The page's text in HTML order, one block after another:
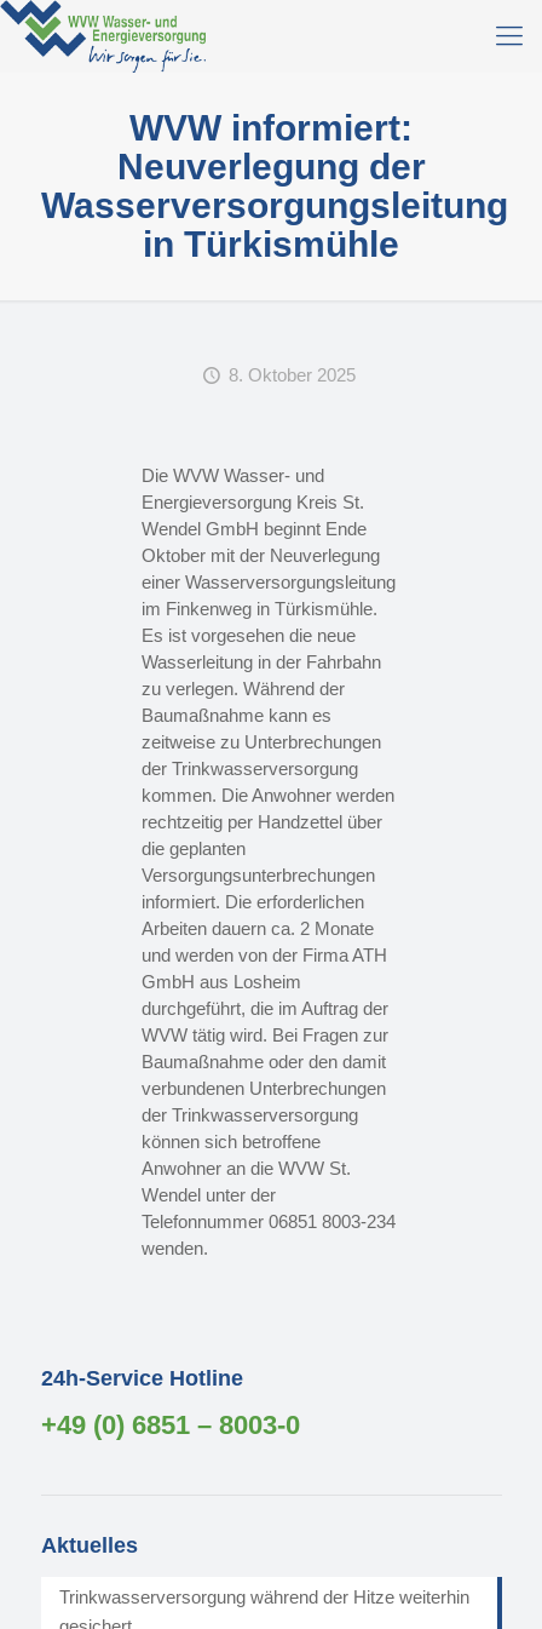
WVW informiert:
Neuverlegung der
Wasserversorgungsleitung
in Türkismühle
8. Oktober 2025
Die WVW Wasser- und
Energieversorgung Kreis St.
Wendel GmbH beginnt Ende
Oktober mit der Neuverlegung
einer Wasserversorgungsleitung
im Finkenweg in Türkismühle.
Es ist vorgesehen die neue
Wasserleitung in der Fahrbahn
zu verlegen. Während der
Baumaßnahme kann es
zeitweise zu Unterbrechungen
der Trinkwasserversorgung
kommen. Die Anwohner werden
rechtzeitig per Handzettel über
die geplanten
Versorgungsunterbrechungen
informiert. Die erforderlichen
Arbeiten dauern ca. 2 Monate
und werden von der Firma ATH
GmbH aus Losheim
durchgeführt, die im Auftrag der
WVW tätig wird. Bei Fragen zur
Baumaßnahme oder den damit
verbundenen Unterbrechungen
der Trinkwasserversorgung
können sich betroffene
Anwohner an die WVW St.
Wendel unter der
Telefonnummer 06851 8003-234
wenden.
24h-Service Hotline
+49 (0) 6851 – 8003-0
Aktuelles
Trinkwasserversorgung während der Hitze weiterhin